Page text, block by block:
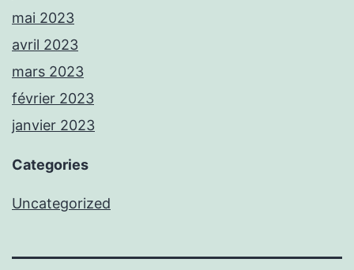
mai 2023
avril 2023
mars 2023
février 2023
janvier 2023
Categories
Uncategorized